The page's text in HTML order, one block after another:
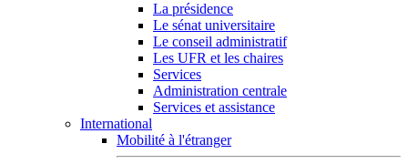
La présidence
Le sénat universitaire
Le conseil administratif
Les UFR et les chaires
Services
Administration centrale
Services et assistance
International
Mobilité à l'étranger